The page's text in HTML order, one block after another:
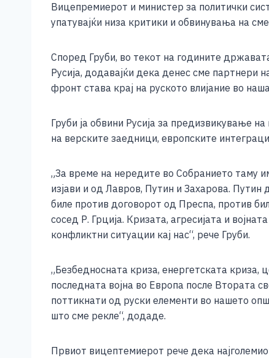
c
e
b
o
o
k
ss
n
g
er
tt
er
at
A
p
p
er ai p
Li
n
k
Вицепремиерот и министер за политички
упатувајќи низа критики и обвинувања на
Според Груби, во текот на годините
Русија, додавајќи дека денес сме партнери
фронт става крај на руското влијание во
Груби ја обвини Русија за предизвикување
на верските заедници, европските
„За време на нередите во Собранието таму
изјави и од Лавров, Путин и Захарова. Путин
биле против договорот од Преспа, против
сосед Р. Грција. Кризата, агресијата и
конфликтни ситуации кај нас“, рече Груби.
„Безбедносната криза, енергетската криза,
последната војна во Европа после Втората
поттикнати од руски елементи во нашето
што сме рекле“, додаде.
Првиот вицептемиерот рече дека